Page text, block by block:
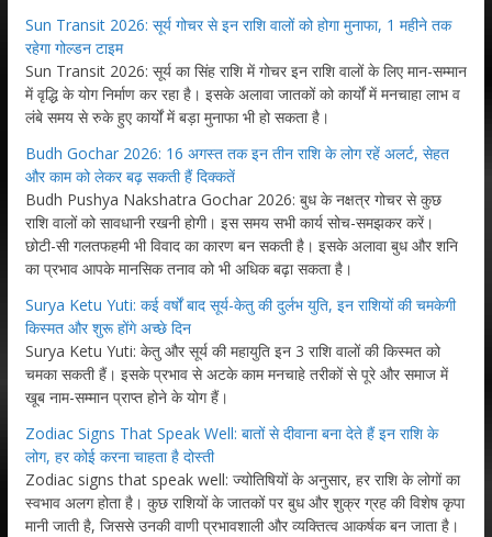
Sun Transit 2026: सूर्य गोचर से इन राशि वालों को होगा मुनाफा, 1 महीने तक
रहेगा गोल्डन टाइम
Sun Transit 2026: सूर्य का सिंह राशि में गोचर इन राशि वालों के लिए मान-सम्मान
में वृद्धि के योग निर्माण कर रहा है। इसके अलावा जातकों को कार्यों में मनचाहा लाभ व
लंबे समय से रुके हुए कार्यों में बड़ा मुनाफा भी हो सकता है।
Budh Gochar 2026: 16 अगस्त तक इन तीन राशि के लोग रहें अलर्ट, सेहत
और काम को लेकर बढ़ सकती हैं दिक्कतें
Budh Pushya Nakshatra Gochar 2026: बुध के नक्षत्र गोचर से कुछ
राशि वालों को सावधानी रखनी होगी। इस समय सभी कार्य सोच-समझकर करें।
छोटी-सी गलतफहमी भी विवाद का कारण बन सकती है। इसके अलावा बुध और शनि
का प्रभाव आपके मानसिक तनाव को भी अधिक बढ़ा सकता है।
Surya Ketu Yuti: कई वर्षों बाद सूर्य-केतु की दुर्लभ युति, इन राशियों की चमकेगी
किस्मत और शुरू होंगे अच्छे दिन
Surya Ketu Yuti: केतु और सूर्य की महायुति इन 3 राशि वालों की किस्मत को
चमका सकती हैं। इसके प्रभाव से अटके काम मनचाहे तरीकों से पूरे और समाज में
खूब नाम-सम्मान प्राप्त होने के योग हैं।
Zodiac Signs That Speak Well: बातों से दीवाना बना देते हैं इन राशि के
लोग, हर कोई करना चाहता है दोस्ती
Zodiac signs that speak well: ज्योतिषियों के अनुसार, हर राशि के लोगों का
स्वभाव अलग होता है। कुछ राशियों के जातकों पर बुध और शुक्र ग्रह की विशेष कृपा
मानी जाती है, जिससे उनकी वाणी प्रभावशाली और व्यक्तित्व आकर्षक बन जाता है।